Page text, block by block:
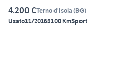
4.200 €Terno d'Isola (BG)
Usato11/20165100 KmSport